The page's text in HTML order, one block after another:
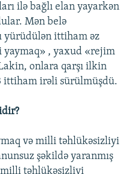
ilə bağlı elan yayarkən
Mən belə
yürüdülən ittiham əz
yaymaq» , yaxud «rejim
onlara qarşı ilkin
ittiham irəli sürülmüşdü.
və milli təhlükəsizliyi
şəkildə yaranmış
milli təhlükəsizliyi